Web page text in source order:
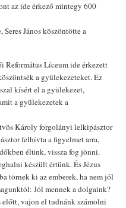
az ide érkező mintegy 600
Seres János köszöntötte a
Református Líceum ide érkezett
a gyülekezeteket. Ez
kísért el a gyülekezet,
a gyülekezetek a
Károly forgolányi lelkipásztor
felhívta a figyelmet arra,
élünk, vissza fog jönni.
készült értünk. És Jézus
törnek ki az emberek, ha nem jól
Jól mennek a dolgaink?
vajon el tudnánk számolni